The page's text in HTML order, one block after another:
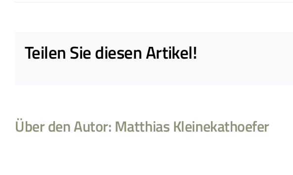
Teilen Sie diesen Artikel!
Über den Autor:Matthias Kleinekathoefer